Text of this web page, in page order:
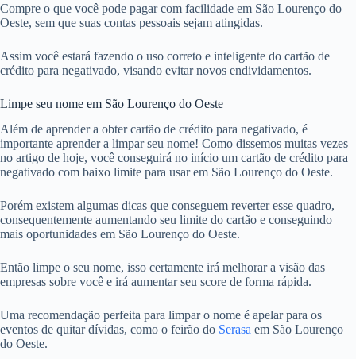
Compre o que você pode pagar com facilidade em São Lourenço do
Oeste, sem que suas contas pessoais sejam atingidas.
Assim você estará fazendo o uso correto e inteligente do cartão de
crédito para negativado, visando evitar novos endividamentos.
Limpe seu nome em São Lourenço do Oeste
Além de aprender a obter cartão de crédito para negativado, é
importante aprender a limpar seu nome! Como dissemos muitas vezes
no artigo de hoje, você conseguirá no início um cartão de crédito para
negativado com baixo limite para usar em São Lourenço do Oeste.
Porém existem algumas dicas que conseguem reverter esse quadro,
consequentemente aumentando seu limite do cartão e conseguindo
mais oportunidades em São Lourenço do Oeste.
Então limpe o seu nome, isso certamente irá melhorar a visão das
empresas sobre você e irá aumentar seu score de forma rápida.
Uma recomendação perfeita para limpar o nome é apelar para os
eventos de quitar dívidas, como o feirão do Serasa em São Lourenço
do Oeste.